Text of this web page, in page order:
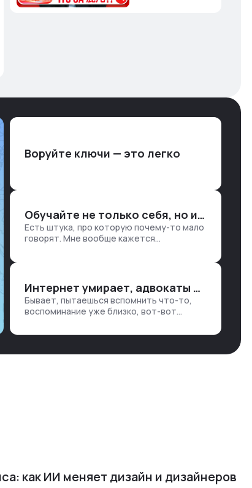
Воруйте ключи — это легко
Обучайте не только себя, но и клиентов
Есть штука, про которую почему-то мало
говорят. Мне вообще кажется
е…
Интернет умирает, адвокаты и судьи в растерянности, а я хочу песню
Бывает, пытаешься вспомнить что-то,
воспоминание уже близко, вот-вот
но… Нет. И так часами. Или днями. А то и
как ИИ меняет дизайн и дизайнеров